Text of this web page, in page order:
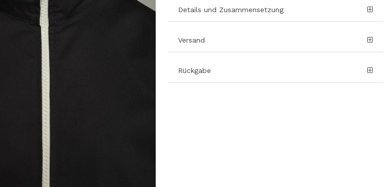
Details und Zusammensetzung
Versand
Rückgabe